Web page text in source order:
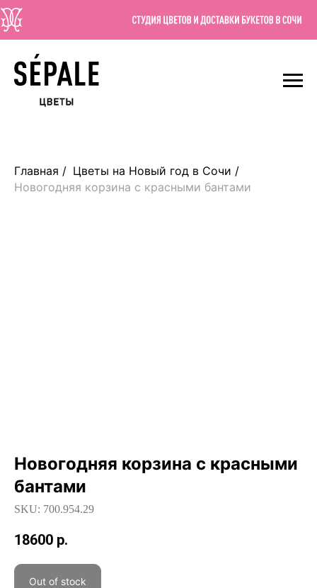
Главная / Цветы на Новый год в Сочи /
Новогодняя корзина с красными бантами
Новогодняя корзина с красными
бантами
SKU: 700.954.29
18600 р.
Out of stock